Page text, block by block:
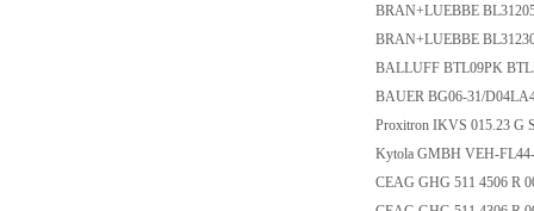
BRAN+LUEBBE
BRAN+LUEBBE
BALLUFF BTL09PK
BAUER BG06-31/
Proxitron IKVS 015.23 G
Kytola GMBH VEH-
CEAG GHG 511 4506 R